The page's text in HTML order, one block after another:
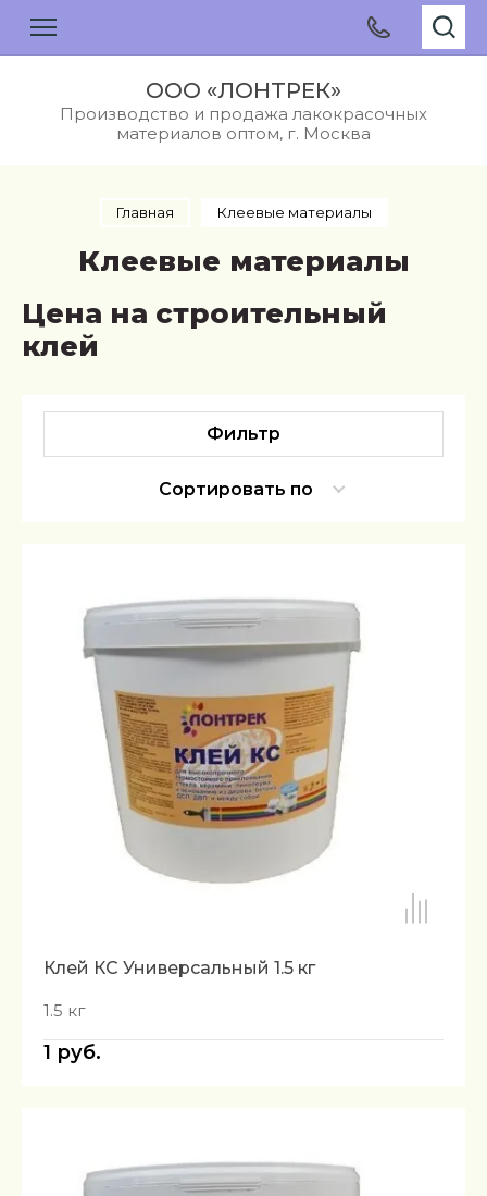
ООО «ЛОНТРЕК»
Производство и продажа лакокрасочных
материалов оптом, г. Москва
Главная Клеевые материалы
Клеевые материалы
Цена на строительный
клей
Сортировать по
Фильтр
Клей КС Универсальный 1.5 кг
1.5 кг
1 руб.